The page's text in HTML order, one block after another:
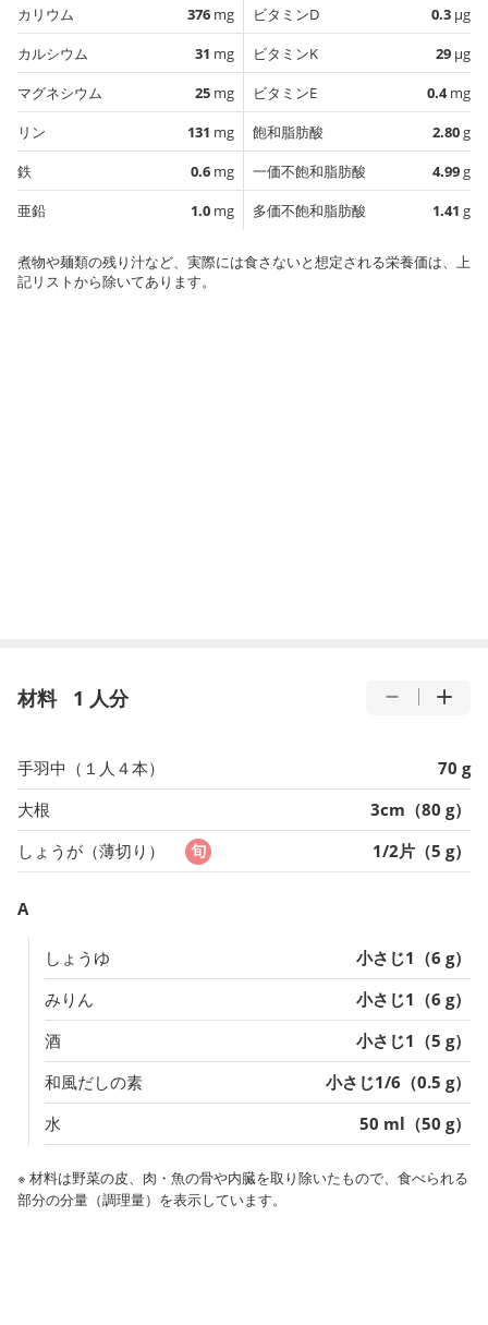
カリウム
376 mg
カルシウム
31 mg
マグネシウム
25 mg
リン
131 mg
鉄
0.6 mg
亜鉛
1.0 mg
ビタミンD
0.3 µg
ビタミンK
29 µg
ビタミンE
0.4mg
飽和脂肪酸
2.80g
一価不飽和脂肪酸
4.99g
多価不飽和脂肪酸
1.41 g
煮物や麺類の残り汁など、実際には食さないと想定される栄養価は、上
記リストから除いてあります。
材料 1 人分
手羽中（１人４本）
70 g
大根
3cm（80 g）
しょうが（薄切り）
1/2片（5 g）
A
しょうゆ
小さじ1（6 g）
みりん
小さじ1（6 g）
酒
小さじ1（5 g）
和風だしの素
小さじ1/6（0.5 g）
水
50 ml（50 g）
※ 材料は野菜の皮、肉・魚の骨や内臓を取り除いたもので、食べられる
部分の分量（調理量）を表示しています。